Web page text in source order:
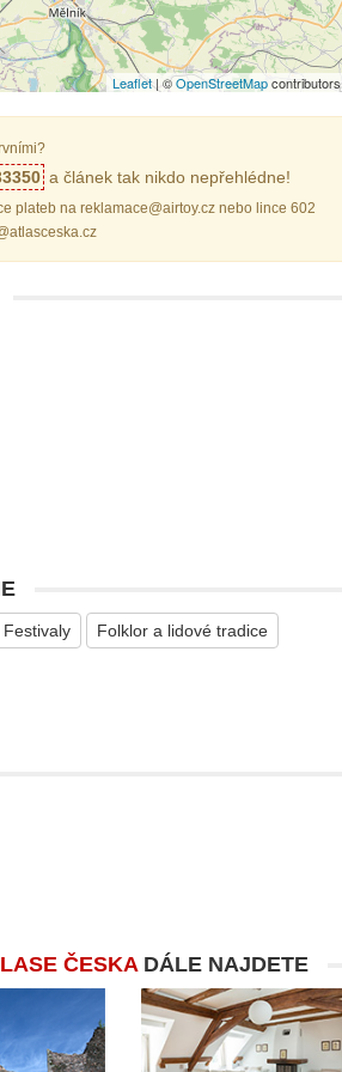
Leaflet| ©OpenStreetMapcontributors
a článek tak nikdo nepřehlédne!
plateb na reklamace@airtoy.cz nebo lince 602
Festivaly
Folklor a lidové tradice
ČESKADÁLE NAJDETE